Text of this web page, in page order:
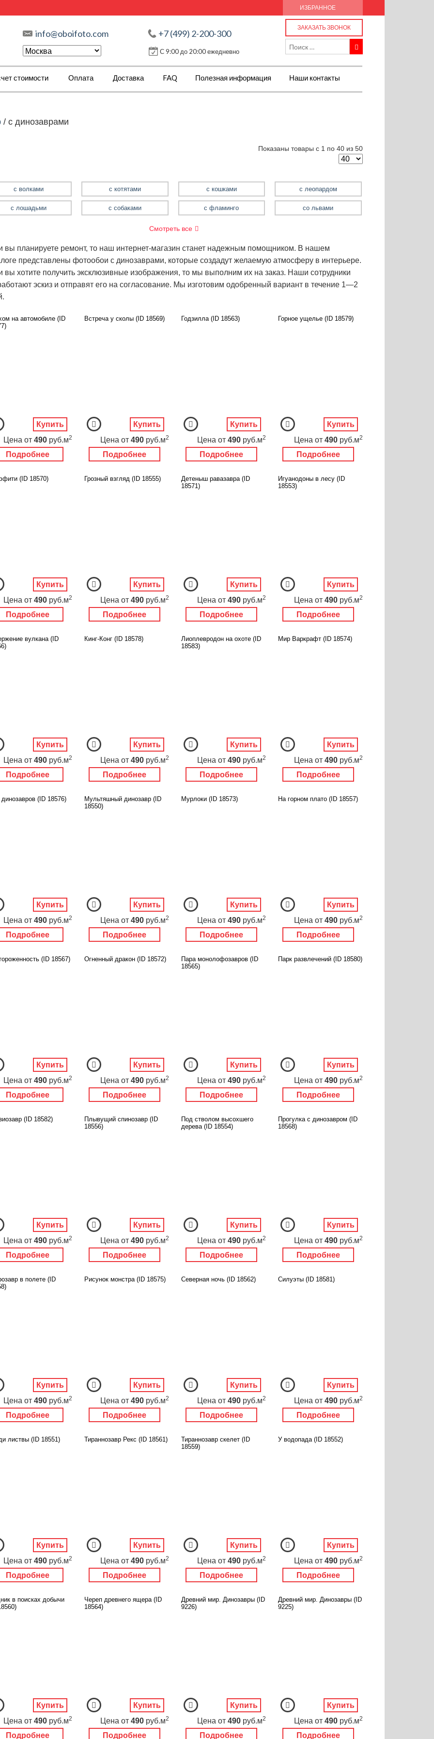
ИЗБРАННОЕ
info@oboifoto.com +7 (499) 2-200-300
С 9:00 до 20:00 ежедневно
ЗАКАЗАТЬ ЗВОНОК
стоимости Оплата Доставка FAQ Полезная информация Наши контакты
/ с динозаврами
Показаны товары с 1 по 40 из 50
с волками с котятами с кошками с леопардом
с лошадьми с собаками с фламинго со львами
Смотреть все
вы планируете ремонт, то наш интернет-магазин станет надежным помощником. В нашем
представлены фотообои с динозаврами, которые создадут желаемую атмосферу в интерьере.
вы хотите получить эксклюзивные изображения, то мы выполним их на заказ. Наши сотрудники
эскиз и отправят его на согласование. Мы изготовим одобренный вариант в течение 1―2
на автомобиле (ID
Подробнее
Цена от 490 руб.м2
Купить
Встреча у сколы (ID 18569)
Подробнее
Цена от 490 руб.м2
Купить
Годзилла (ID 18563)
Подробнее
Цена от 490 руб.м2
Купить
Горное ущелье (ID 18579)
Подробнее
Цена от 490 руб.м2
Купить
(ID 18570)
Подробнее
Цена от 490 руб.м2
Купить
Грозный взгляд (ID 18555)
Подробнее
Цена от 490 руб.м2
Купить
Детеныш равазавра (ID
18571)
Подробнее
Цена от 490 руб.м2
Купить
Игуанодоны в лесу (ID
18553)
Подробнее
Цена от 490 руб.м2
Купить
вулкана (ID
Подробнее
Цена от 490 руб.м2
Купить
Кинг-Конг (ID 18578)
Подробнее
Цена от 490 руб.м2
Купить
Лиоплевродон на охоте (ID
18583)
Подробнее
Цена от 490 руб.м2
Купить
Мир Варкрафт (ID 18574)
Подробнее
Цена от 490 руб.м2
Купить
(ID 18576)
Подробнее
Цена от 490 руб.м2
Купить
Мультяшный динозавр (ID
18550)
Подробнее
Цена от 490 руб.м2
Купить
Мурлоки (ID 18573)
Подробнее
Цена от 490 руб.м2
Купить
На горном плато (ID 18557)
Подробнее
Цена от 490 руб.м2
Купить
(ID 18567)
Подробнее
Цена от 490 руб.м2
Купить
Огненный дракон (ID 18572)
Подробнее
Цена от 490 руб.м2
Купить
Пара монолофозавров (ID
18565)
Подробнее
Цена от 490 руб.м2
Купить
Парк развлечений (ID 18580)
Подробнее
Цена от 490 руб.м2
Купить
(ID 18582)
Подробнее
Цена от 490 руб.м2
Купить
Плывущий спинозавр (ID
18556)
Подробнее
Цена от 490 руб.м2
Купить
Под стволом высохшего
дерева (ID 18554)
Подробнее
Цена от 490 руб.м2
Купить
Прогулка с динозавром (ID
18568)
Подробнее
Цена от 490 руб.м2
Купить
в полете (ID
Подробнее
Цена от 490 руб.м2
Купить
Рисунок монстра (ID 18575)
Подробнее
Цена от 490 руб.м2
Купить
Северная ночь (ID 18562)
Подробнее
Цена от 490 руб.м2
Купить
Силуэты (ID 18581)
Подробнее
Цена от 490 руб.м2
Купить
листвы (ID 18551)
Подробнее
Цена от 490 руб.м2
Купить
Тираннозавр Рекс (ID 18561)
Подробнее
Цена от 490 руб.м2
Купить
Тираннозавр скелет (ID
18559)
Подробнее
Цена от 490 руб.м2
Купить
У водопада (ID 18552)
Подробнее
Цена от 490 руб.м2
Купить
в поисках добычи
Подробнее
Цена от 490 руб.м2
Купить
Череп древнего ящера (ID
18564)
Подробнее
Цена от 490 руб.м2
Купить
Древний мир. Динозавры (ID
9226)
Подробнее
Цена от 490 руб.м2
Купить
Древний мир. Динозавры (ID
9225)
Подробнее
Цена от 490 руб.м2
Купить